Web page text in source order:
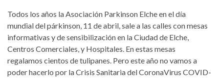
Todos los años la Asociación Parkinson Elche en el día
mundial del párkinson, 11 de abril, sale a las calles con mesas
informativas y de sensibilización en la Ciudad de Elche,
Centros Comerciales, y Hospitales. En estas mesas
regalamos cientos de tulipanes. Pero este año no vamos a
poder hacerlo por la Crisis Sanitaria del CoronaVirus COVID-